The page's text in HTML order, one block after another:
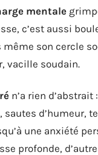
mentale
c’est aussi
son cercle
vacille soudain.
n’a rien
sautes d’humeur,
une anxiété
profonde,